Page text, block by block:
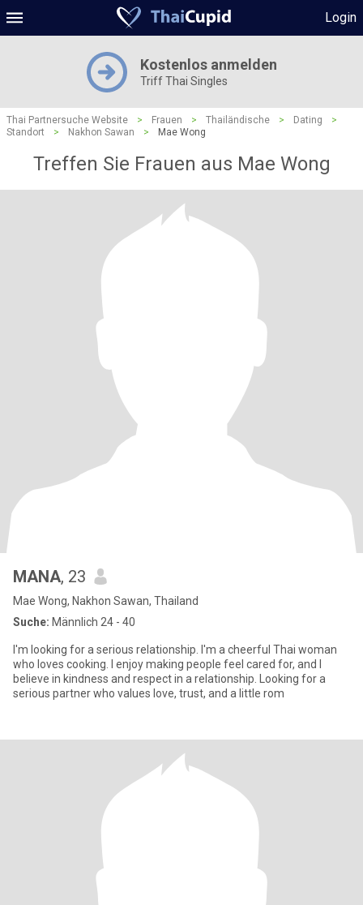
Login
Kostenlos anmelden
Triff Thai Singles
Thai Partnersuche Website > Frauen > Thailändische > Dating
>
Standort
> Nakhon Sawan > Mae Wong
Treffen Sie Frauen aus Mae Wong
MANA, 23
Mae Wong, Nakhon Sawan, Thailand
Suche: Männlich 24 - 40
I'm looking for a serious relationship. I'm a cheerful Thai woman
who loves cooking. I enjoy making people feel cared for, and I
believe in kindness and respect in a relationship. Looking for a
serious partner who values love, trust, and a little rom